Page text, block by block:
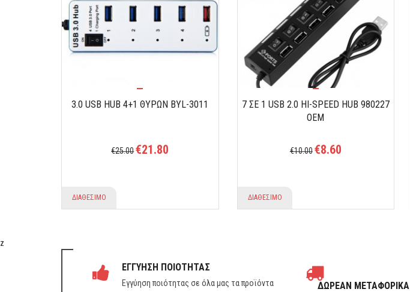
3.0 USB HUB 4+1 ΘΥΡΏΝ BYL-3011
€25.00€21.80
ΔΙΑΘΕΣΙΜΟ
7 ΣΕ 1 USB 2.0 HI-SPEED HUB 980227
ΟΕΜ
€10.00 €8.60
ΔΙΑΘΕΣΙΜΟ
z
ΕΓΓΥΗΣΗ ΠΟΙΟΤΗΤΑΣ
Εγγύηση ποιότητας σε όλα μας τα προϊόντα ΔΩΡΕΑΝ ΜΕΤΑΦΟΡΙΚΑ